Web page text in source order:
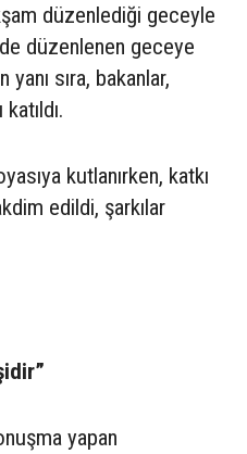
düzenlediği geceyle
düzenlenen geceye
yanı sıra, bakanlar,
kutlanırken, katkı
edildi, şarkılar
yapan